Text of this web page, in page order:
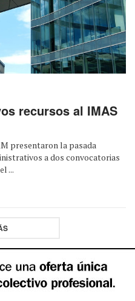
recursos al IMAS
presentaron la pasada
a dos convocatorias
...